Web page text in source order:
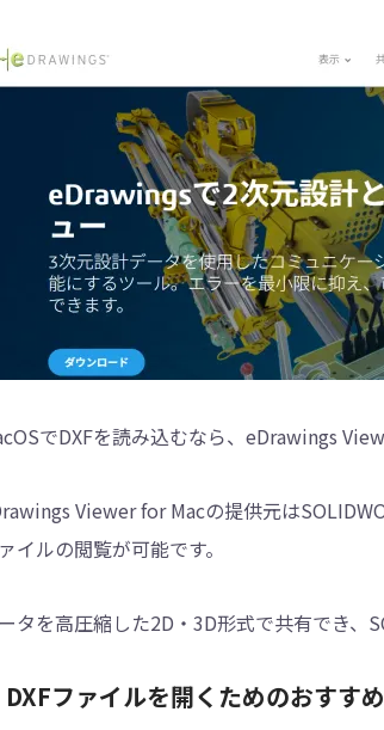
でDXFを読み込むなら、eDrawings
Viewer for Macの提供元は
イルの閲覧が可能です。
タを高圧縮した2D・3D形式で共有でき、
ファイルを開くためのおすす